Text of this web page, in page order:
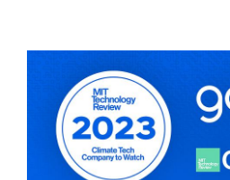
型」的助力，更能確保在「公
遺落下任何人。